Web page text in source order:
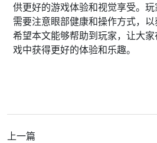
供更好的游戏体验和视觉享受。
需要注意眼部健康和操作方式，以
希望本文能够帮助到玩家，让大
戏中获得更好的体验和乐趣。
上一篇